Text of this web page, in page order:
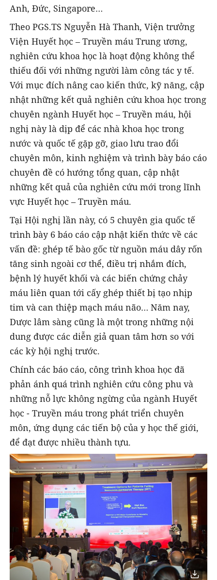
Anh, Đức, Singapore…
Theo PGS.TS Nguyễn Hà Thanh, Viện trưởng
Viện Huyết học – Truyền máu Trung ương,
nghiên cứu khoa học là hoạt động không thể
thiếu đối với những người làm công tác y tế.
Với mục đích nâng cao kiến thức, kỹ năng, cập
nhật những kết quả nghiên cứu khoa học trong
chuyên ngành Huyết học – Truyền máu, hội
nghị này là dịp để các nhà khoa học trong
nước và quốc tế gặp gỡ, giao lưu trao đổi
chuyên môn, kinh nghiệm và trình bày báo cáo
chuyên đề có hướng tổng quan, cập nhật
những kết quả của nghiên cứu mới trong lĩnh
vực Huyết học – Truyền máu.
Tại Hội nghị lần này, có 5 chuyên gia quốc tế
trình bày 6 báo cáo cập nhật kiến thức về các
vấn đề: ghép tế bào gốc từ nguồn máu dây rốn
tăng sinh ngoài cơ thể, điều trị nhắm đích,
bệnh lý huyết khối và các biến chứng chảy
máu liên quan tới cấy ghép thiết bị tạo nhịp
tim và can thiệp mạch máu não… Năm nay,
Dược lâm sàng cũng là một trong những nội
dung được các diễn giả quan tâm hơn so với
các kỳ hội nghị trước.
Chính các báo cáo, công trình khoa học đã
phản ánh quá trình nghiên cứu công phu và
những nỗ lực không ngừng của ngành Huyết
học - Truyền máu trong phát triển chuyên
môn, ứng dụng các tiến bộ của y học thế giới,
để đạt được nhiều thành tựu.